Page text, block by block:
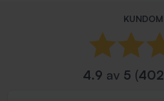
4.9 av 5 (